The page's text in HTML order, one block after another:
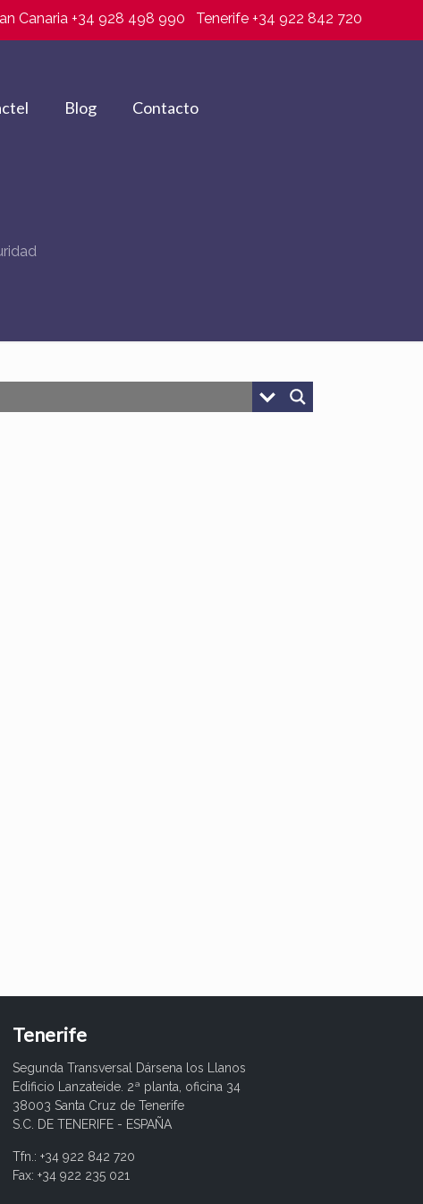
Canaria +34 928 498 990 Tenerife +34 922 842 720
Blog Contacto
Tenerife
Segunda Transversal Dársena los Llanos
Edificio Lanzateide. 2ª planta, oficina 34
38003 Santa Cruz de Tenerife
S.C. DE TENERIFE - ESPAÑA
Tfn.: +34 922 842 720
Fax: +34 922 235 021